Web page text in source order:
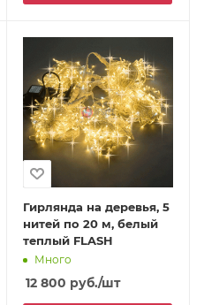
Гирлянда на деревья, 5
нитей по 20 м, белый
теплый FLASH
Много
12 800 руб./шт